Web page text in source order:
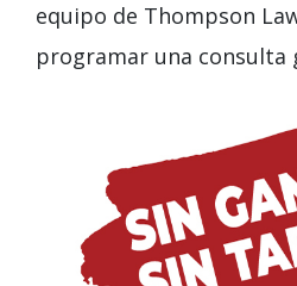
equipo de Thompson
programar una consulta